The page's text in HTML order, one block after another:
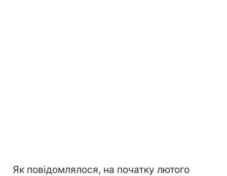
Як повідомлялося, на початку лютого